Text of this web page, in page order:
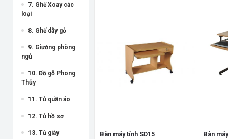
7. Ghế Xoay các
loại
8. Ghế dây gỗ
9. Giường phòng
ngủ
10. Đồ gỗ Phong
Thủy
11. Tủ quần áo
12. Tủ hồ sơ
13. Tủ giày Bàn máy tính SD15 Bàn